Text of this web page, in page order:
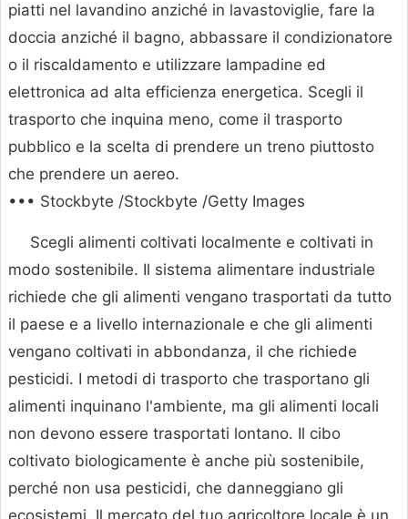
piatti nel lavandino anziché in lavastoviglie, fare la
doccia anziché il bagno, abbassare il condizionatore
o il riscaldamento e utilizzare lampadine ed
elettronica ad alta efficienza energetica. Scegli il
trasporto che inquina meno, come il trasporto
pubblico e la scelta di prendere un treno piuttosto
che prendere un aereo.
••• Stockbyte /Stockbyte /Getty Images
Scegli alimenti coltivati localmente e coltivati in
modo sostenibile. Il sistema alimentare industriale
richiede che gli alimenti vengano trasportati da tutto
il paese e a livello internazionale e che gli alimenti
vengano coltivati in abbondanza, il che richiede
pesticidi. I metodi di trasporto che trasportano gli
alimenti inquinano l'ambiente, ma gli alimenti locali
non devono essere trasportati lontano. Il cibo
coltivato biologicamente è anche più sostenibile,
perché non usa pesticidi, che danneggiano gli